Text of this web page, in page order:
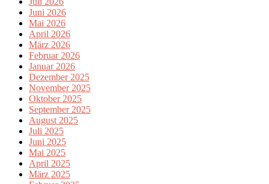
Juni 2026
Mai 2026
April 2026
März 2026
Februar 2026
Januar 2026
Dezember 2025
November 2025
Oktober 2025
September 2025
August 2025
Juli 2025
Juni 2025
Mai 2025
April 2025
März 2025